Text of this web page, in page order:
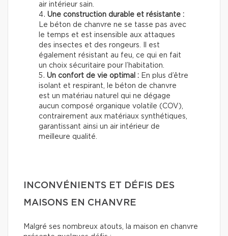
air intérieur sain.
Une construction durable et résistante :
Le béton de chanvre ne se tasse pas avec
le temps et est insensible aux attaques
des insectes et des rongeurs. Il est
également résistant au feu, ce qui en fait
un choix sécuritaire pour l’habitation.
Un confort de vie optimal : En plus d’être
isolant et respirant, le béton de chanvre
est un matériau naturel qui ne dégage
aucun composé organique volatile (COV),
contrairement aux matériaux synthétiques,
garantissant ainsi un air intérieur de
meilleure qualité.
INCONVÉNIENTS ET DÉFIS DES
MAISONS EN CHANVRE
Malgré ses nombreux atouts, la maison en chanvre